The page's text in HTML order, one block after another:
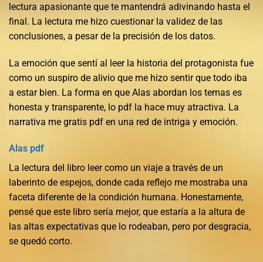
lectura apasionante que te mantendrá adivinando hasta el
final. La lectura me hizo cuestionar la validez de las
conclusiones, a pesar de la precisión de los datos.
La emoción que sentí al leer la historia del protagonista fue
como un suspiro de alivio que me hizo sentir que todo iba
a estar bien. La forma en que Alas abordan los temas es
honesta y transparente, lo pdf la hace muy atractiva. La
narrativa me gratis pdf en una red de intriga y emoción.
Alas pdf
La lectura del libro leer como un viaje a través de un
laberinto de espejos, donde cada reflejo me mostraba una
faceta diferente de la condición humana. Honestamente,
pensé que este libro sería mejor, que estaría a la altura de
las altas expectativas que lo rodeaban, pero por desgracia,
se quedó corto.